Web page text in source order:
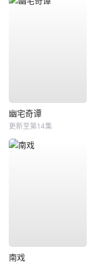
幽宅奇谭
更新至第14集
南戏